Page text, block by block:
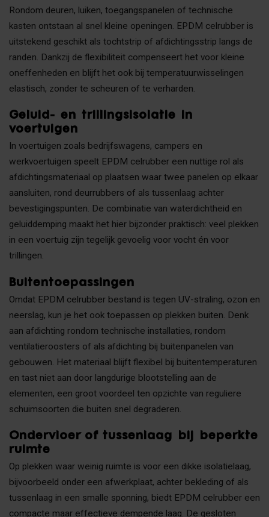
Rondom deuren, luiken, toegangspanelen of technische
kasten ontstaan al snel kleine openingen. EPDM celrubber is
uitstekend geschikt als tochtstrip of afdichtingsstrip langs de
randen. Dankzij de flexibiliteit compenseert het voor kleine
oneffenheden en blijft het ook bij temperatuurwisselingen
elastisch, zonder te scheuren of te verharden.
Geluid- en trillingsisolatie in
voertuigen
In voertuigen zoals bedrijfswagens, campers en
werkvoertuigen speelt EPDM celrubber een nuttige rol als
afdichtingsmateriaal op plaatsen waar twee panelen op elkaar
aansluiten, rond deurrubbers of als tussenlaag achter
bevestigingspunten. De combinatie van waterdichtheid en
geluiddemping maakt het hier bijzonder praktisch: veel plekken
in een voertuig zijn tegelijk gevoelig voor vocht én voor
trillingen.
Buitentoepassingen
Omdat EPDM celrubber bestand is tegen UV-straling, ozon en
neerslag, kun je het ook toepassen op plekken buiten. Denk
aan afdichting rondom technische installaties, rondom
ventilatieroosters of als afdichting bij buitenpanelen van
gebouwen. Het materiaal blijft flexibel bij buitentemperaturen
en tast niet aan door langdurige blootstelling aan de
elementen, een groot voordeel ten opzichte van reguliere
schuimsoorten die buiten snel degraderen.
Ondervloer of tussenlaag bij beperkte
ruimte
Op plekken waar weinig ruimte is voor een dikke isolatielaag,
bijvoorbeeld onder een afwerkplaat, achter bekleding of als
tussenlaag in een smalle sponning, biedt EPDM celrubber een
compacte maar effectieve dempende laag. De gesloten